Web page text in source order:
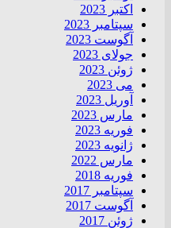
اکتبر 2023
سپتامبر 2023
آگوست 2023
جولای 2023
ژوئن 2023
می 2023
آوریل 2023
مارس 2023
فوریه 2023
ژانویه 2023
مارس 2022
فوریه 2018
سپتامبر 2017
آگوست 2017
ژوئن 2017